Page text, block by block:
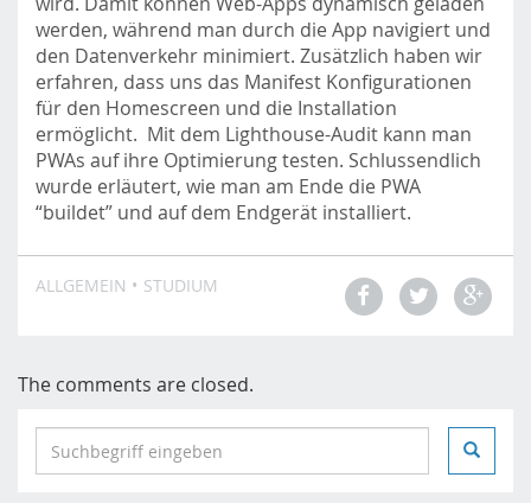
werden, während man durch die App navigiert und
den Datenverkehr minimiert. Zusätzlich haben wir
erfahren, dass uns das Manifest Konfigurationen
für den Homescreen und die Installation
ermöglicht. Mit dem Lighthouse-Audit kann man
PWAs auf ihre Optimierung testen. Schlussendlich
wurde erläutert, wie man am Ende die PWA
“buildet” und auf dem Endgerät installiert.
ALLGEMEIN STUDIUM
The comments are closed.